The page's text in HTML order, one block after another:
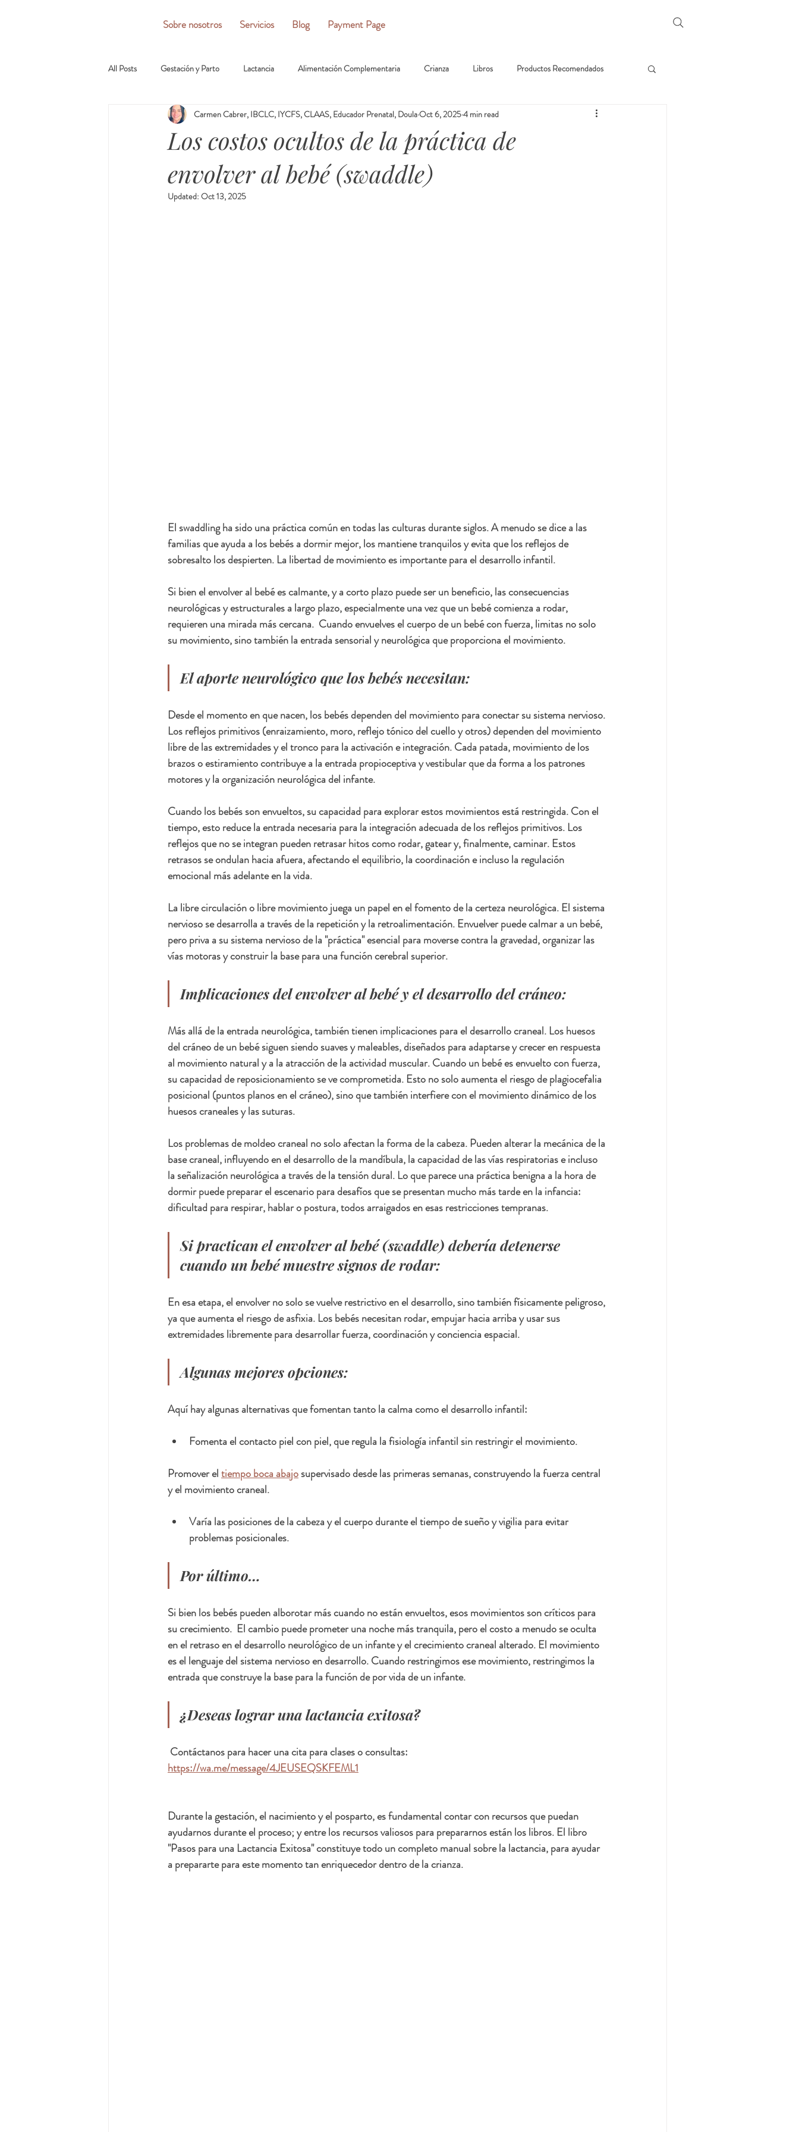
Sobre nosotros Servicios Blog Payment Page
All Posts Gestación y Parto Lactancia Alimentación Complementaria Crianza Libros Productos Recomendados
Los costos ocultos de la práctica de
envolver al bebé (swaddle)
Carmen Cabrer, IBCLC, IYCFS, CLAAS, Educador Prenatal, DoulaOct 6, 20254 min read
Updated: Oct 13, 2025
El swaddling ha sido una práctica común en todas las culturas durante siglos. A menudo se dice a las
familias que ayuda a los bebés a dormir mejor, los mantiene tranquilos y evita que los reflejos de
sobresalto los despierten. La libertad de movimiento es importante para el desarrollo infantil.
Si bien el envolver al bebé es calmante, y a corto plazo puede ser un beneficio, las consecuencias
neurológicas y estructurales a largo plazo, especialmente una vez que un bebé comienza a rodar,
requieren una mirada más cercana.  Cuando envuelves el cuerpo de un bebé con fuerza, limitas no solo
su movimiento, sino también la entrada sensorial y neurológica que proporciona el movimiento.
El aporte neurológico que los bebés necesitan:
Desde el momento en que nacen, los bebés dependen del movimiento para conectar su sistema nervioso.
Los reflejos primitivos (enraizamiento, moro, reflejo tónico del cuello y otros) dependen del movimiento
libre de las extremidades y el tronco para la activación e integración. Cada patada, movimiento de los
brazos o estiramiento contribuye a la entrada propioceptiva y vestibular que da forma a los patrones
motores y la organización neurológica del infante.
Cuando los bebés son envueltos, su capacidad para explorar estos movimientos está restringida. Con el
tiempo, esto reduce la entrada necesaria para la integración adecuada de los reflejos primitivos. Los
reflejos que no se integran pueden retrasar hitos como rodar, gatear y, finalmente, caminar. Estos
retrasos se ondulan hacia afuera, afectando el equilibrio, la coordinación e incluso la regulación
emocional más adelante en la vida.
La libre circulación o libre movimiento juega un papel en el fomento de la certeza neurológica. El sistema
nervioso se desarrolla a través de la repetición y la retroalimentación. Envuelver puede calmar a un bebé,
pero priva a su sistema nervioso de la "práctica" esencial para moverse contra la gravedad, organizar las
vías motoras y construir la base para una función cerebral superior.
Implicaciones del envolver al bebé y el desarrollo del cráneo:
Más allá de la entrada neurológica, también tienen implicaciones para el desarrollo craneal. Los huesos
del cráneo de un bebé siguen siendo suaves y maleables, diseñados para adaptarse y crecer en respuesta
al movimiento natural y a la atracción de la actividad muscular. Cuando un bebé es envuelto con fuerza,
su capacidad de reposicionamiento se ve comprometida. Esto no solo aumenta el riesgo de plagiocefalia
posicional (puntos planos en el cráneo), sino que también interfiere con el movimiento dinámico de los
huesos craneales y las suturas.
Los problemas de moldeo craneal no solo afectan la forma de la cabeza. Pueden alterar la mecánica de la
base craneal, influyendo en el desarrollo de la mandíbula, la capacidad de las vías respiratorias e incluso
la señalización neurológica a través de la tensión dural. Lo que parece una práctica benigna a la hora de
dormir puede preparar el escenario para desafíos que se presentan mucho más tarde en la infancia:
dificultad para respirar, hablar o postura, todos arraigados en esas restricciones tempranas.
Si practican el envolver al bebé (swaddle) debería detenerse
cuando un bebé muestre signos de rodar:
En esa etapa, el envolver no solo se vuelve restrictivo en el desarrollo, sino también físicamente peligroso,
ya que aumenta el riesgo de asfixia. Los bebés necesitan rodar, empujar hacia arriba y usar sus
extremidades libremente para desarrollar fuerza, coordinación y conciencia espacial.
Algunas mejores opciones:
Aquí hay algunas alternativas que fomentan tanto la calma como el desarrollo infantil:
Fomenta el contacto piel con piel, que regula la fisiología infantil sin restringir el movimiento.
Promover el tiempo boca abajo supervisado desde las primeras semanas, construyendo la fuerza central
y el movimiento craneal.
Varía las posiciones de la cabeza y el cuerpo durante el tiempo de sueño y vigilia para evitar
problemas posicionales.
Por último…
Si bien los bebés pueden alborotar más cuando no están envueltos, esos movimientos son críticos para
su crecimiento.  El cambio puede prometer una noche más tranquila, pero el costo a menudo se oculta
en el retraso en el desarrollo neurológico de un infante y el crecimiento craneal alterado. El movimiento
es el lenguaje del sistema nervioso en desarrollo. Cuando restringimos ese movimiento, restringimos la
entrada que construye la base para la función de por vida de un infante.
¿Deseas lograr una lactancia exitosa?
Contáctanos para hacer una cita para clases o consultas:
https://wa.me/message/4JEUSEQSKFEML1
Durante la gestación, el nacimiento y el posparto, es fundamental contar con recursos que puedan
ayudarnos durante el proceso; y entre los recursos valiosos para prepararnos están los libros. El libro
"Pasos para una Lactancia Exitosa" constituye todo un completo manual sobre la lactancia, para ayudar
a prepararte para este momento tan enriquecedor dentro de la crianza.